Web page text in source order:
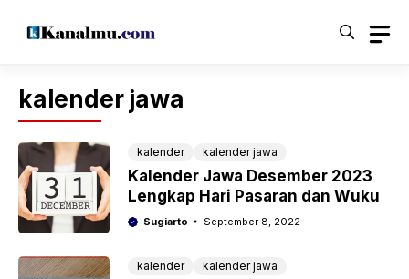
kalender jawa
kalender kalender jawa
Kalender Jawa Desember 2023
Lengkap Hari Pasaran dan Wuku
Sugiarto September 8, 2022
kalender kalender jawa